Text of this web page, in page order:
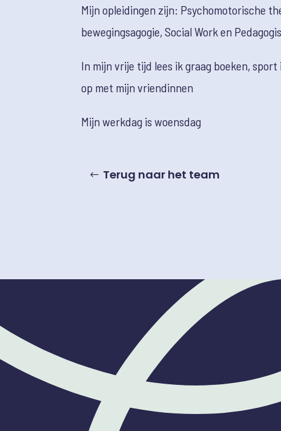
Mijn opleidingen zijn: Psychomotorische
bewegingsagogie, Social Work en
In mijn vrije tijd lees ik graag boeken,
op met mijn vriendinnen
Mijn werkdag is woensdag
Terug naar het team